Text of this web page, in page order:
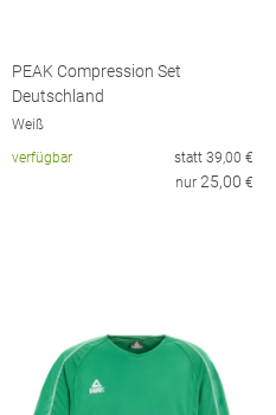
PEAK Compression Set
Deutschland
Weiß
verfügbar
statt 39,00 €
nur 25,00 €